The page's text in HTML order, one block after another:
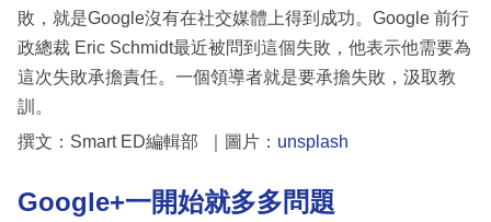
敗，就是Google沒有在社交媒體上得到成功。Google 前行
政總裁 Eric Schmidt最近被問到這個失敗，他表示他需要為
這次失敗承擔責任。一個領導者就是要承擔失敗，汲取教
訓。
撰文：Smart ED編輯部 ｜圖片： unsplash
Google+一開始就多多問題